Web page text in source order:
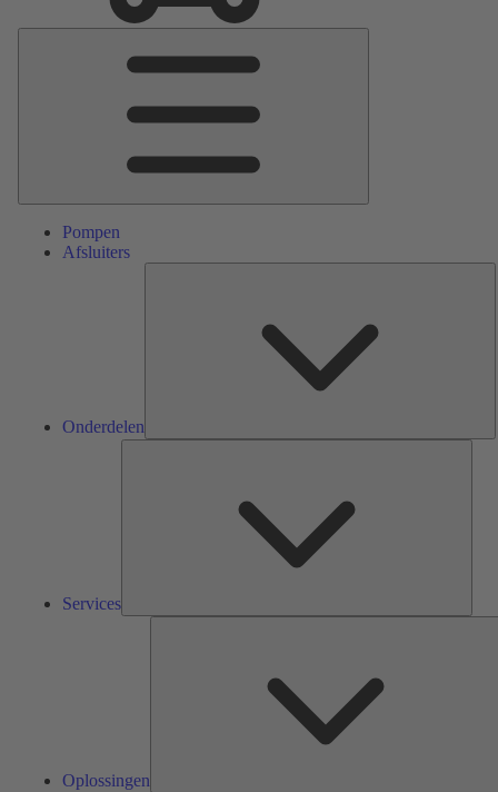
Pompen
Afsluiters
Onderdelen
Services
Oplossingen